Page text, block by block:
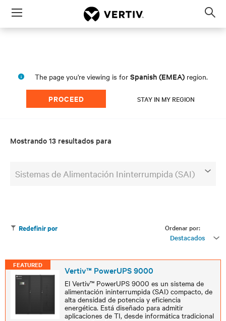
Menu
The page you're viewing is for Spanish (EMEA) region.
PROCEED STAY IN MY REGION
Mostrando 13 resultados para
Sistemas de Alimentación Ininterrumpida (SAI)
Ordenar por:
Destacados
Redefinir por
FEATURED Vertiv™ PowerUPS 9000
El Vertiv™ PowerUPS 9000 es un sistema de
alimentación ininterrumpida (SAI) compacto, de
alta densidad de potencia y eficiencia
energética. Está diseñado para admitir
aplicaciones de TI, desde informática tradicional